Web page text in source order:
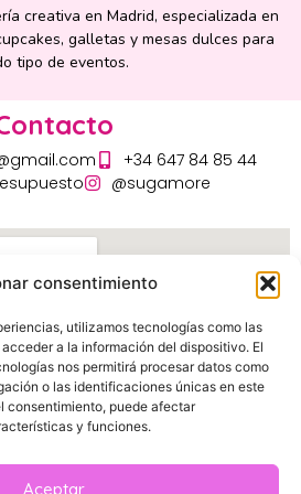
consentimiento
utilizamos tecnologías como las
a la información del dispositivo. El
nos permitirá procesar datos como
o las identificaciones únicas en este
consentimiento, puede afectar
y funciones.
Aceptar
creativa en Madrid, especializada en
galletas y mesas dulces para
tipo de eventos.
+34 647 84 85 44
@sugamore